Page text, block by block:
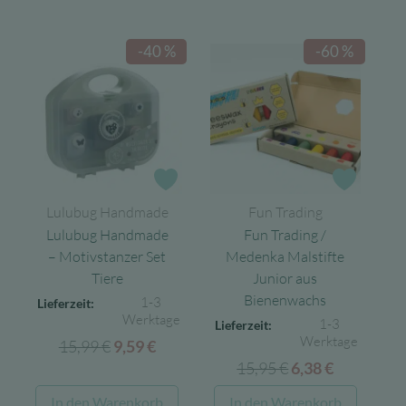
-40 %
Lulubug Handmade
Lulubug Handmade
– Motivstanzer Set
Tiere
Lieferzeit:
1-3
Werktage
15,99€ Ursprünglicher
war:
9,59€Aktueller
ist:
In den Warenkorb
-60 %
Fun Trading
Fun Trading /
Medenka Malstifte
Junior aus
Bienenwachs
Lieferzeit:
1-3
Werktage
15,95€Ursprünglicher
Preis
6,38€Aktueller
Preis
In den Warenkorb